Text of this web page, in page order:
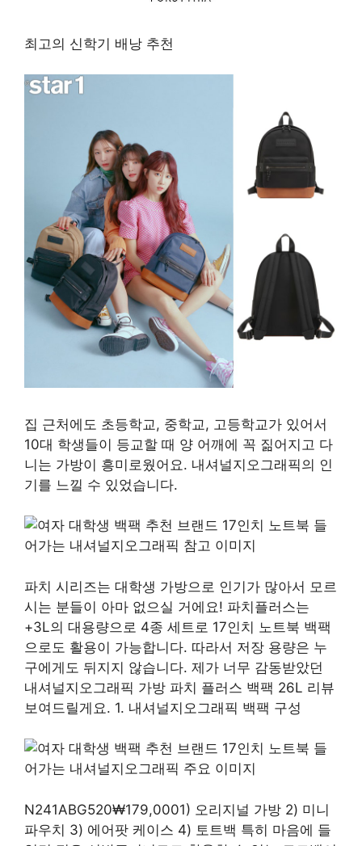
최고의 신학기 배낭 추천
집 근처에도 초등학교, 중학교, 고등학교가 있어서
10대 학생들이 등교할 때 양 어깨에 꼭 짊어지고 다
니는 가방이 흥미로웠어요. 내셔널지오그래픽의 인
기를 느낄 수 있었습니다.
파치 시리즈는 대학생 가방으로 인기가 많아서 모르
시는 분들이 아마 없으실 거에요! 파치플러스는
+3L의 대용량으로 4종 세트로 17인치 노트북 백팩
으로도 활용이 가능합니다. 따라서 저장 용량은 누
구에게도 뒤지지 않습니다. 제가 너무 감동받았던
내셔널지오그래픽 가방 파치 플러스 백팩 26L 리뷰
보여드릴게요. 1. 내셔널지오그래픽 백팩 구성
N241ABG520₩179,0001) 오리지널 가방 2) 미니
파우치 3) 에어팟 케이스 4) 토트백 특히 마음에 들